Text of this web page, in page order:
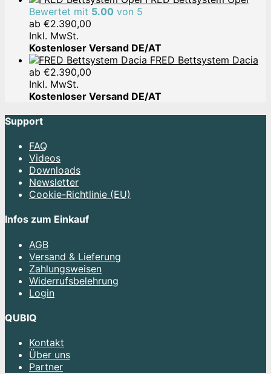
Bewertet mit 5.00 von 5
ab €2.390,00
Inkl. MwSt.
Kostenloser Versand DE/AT
FRED Bettsystem Dacia
ab €2.390,00
Inkl. MwSt.
Kostenloser Versand DE/AT
Support
FAQ
Videos
Downloads
Newsletter
Cookie-Richtlinie (EU)
Infos zum Einkauf
AGB
Versand & Lieferung
Zahlungsweisen
Widerrufsbelehrung
Login
QUBIQ
Kontakt
Über uns
Partner